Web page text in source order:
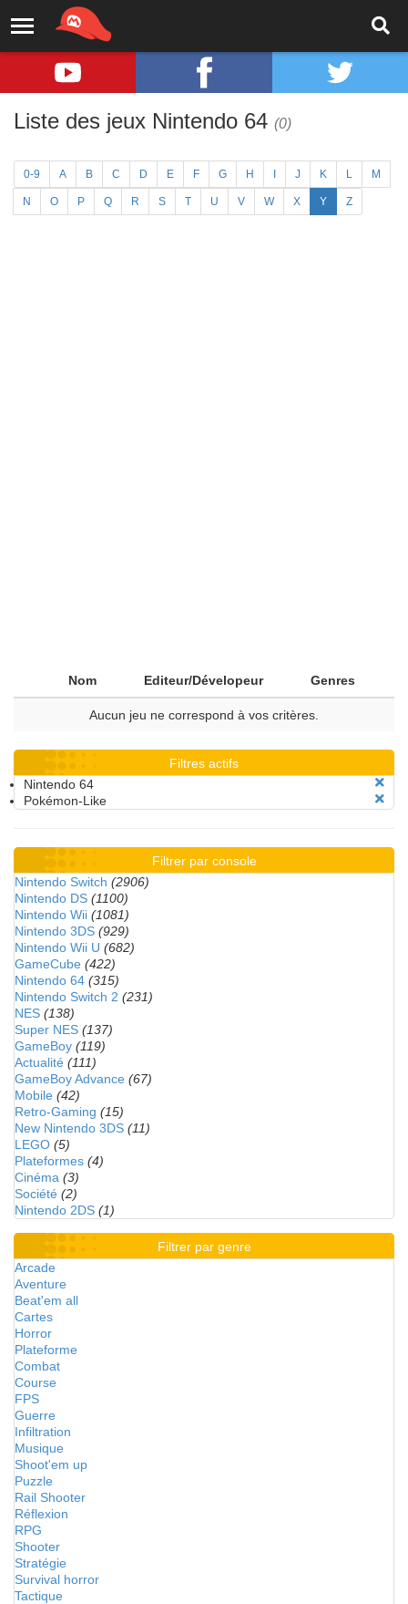
Liste des jeux Nintendo 64 (0)
0-9 A B C D E F G H J K L M
N O P Q R S T U V W X Y Z
Nom Editeur/Dévelopeur Genres
Aucun jeu ne correspond à vos critères.
Filtres actifs
Nintendo 64
Pokémon-Like
Filtrer par console
Nintendo Switch (2906)
Nintendo DS (1100)
Nintendo Wii (1081)
Nintendo 3DS (929)
Nintendo Wii U (682)
GameCube (422)
Nintendo 64 (315)
Nintendo Switch 2 (231)
NES (138)
Super NES (137)
GameBoy (119)
Actualité (111)
GameBoy Advance (67)
Mobile (42)
Retro-Gaming (15)
New Nintendo 3DS (11)
LEGO (5)
Plateformes (4)
Cinéma (3)
Société (2)
Nintendo 2DS (1)
Filtrer par genre
Arcade
Aventure
Beat'em all
Cartes
Horror
Plateforme
Combat
Course
FPS
Guerre
Infiltration
Musique
Shoot'em up
Puzzle
Rail Shooter
Réflexion
RPG
Shooter
Stratégie
Survival horror
Tactique